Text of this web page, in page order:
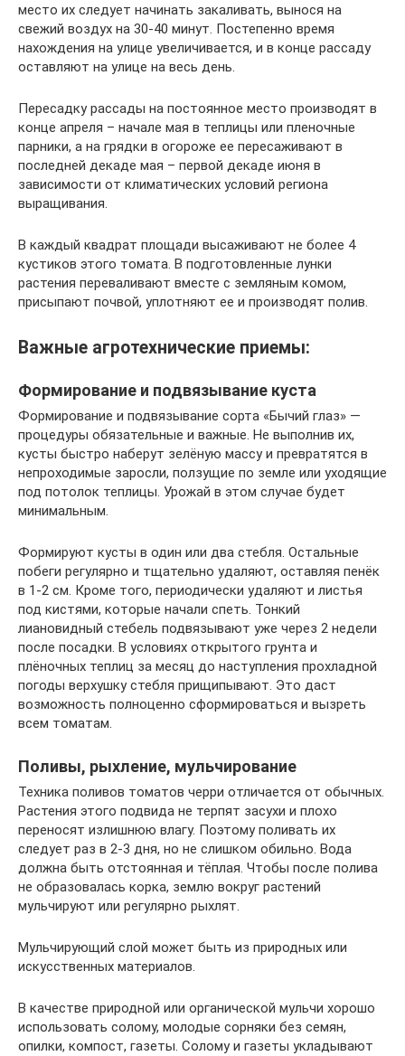
место их следует начинать закаливать, вынося на
свежий воздух на 30-40 минут. Постепенно время
нахождения на улице увеличивается, и в конце рассаду
оставляют на улице на весь день.
Пересадку рассады на постоянное место производят в
конце апреля – начале мая в теплицы или пленочные
парники, а на грядки в огороже ее пересаживают в
последней декаде мая – первой декаде июня в
зависимости от климатических условий региона
выращивания.
В каждый квадрат площади высаживают не более 4
кустиков этого томата. В подготовленные лунки
растения переваливают вместе с земляным комом,
присыпают почвой, уплотняют ее и производят полив.
Важные агротехнические приемы:
Формирование и подвязывание куста
Формирование и подвязывание сорта «Бычий глаз» —
процедуры обязательные и важные. Не выполнив их,
кусты быстро наберут зелёную массу и превратятся в
непроходимые заросли, ползущие по земле или уходящие
под потолок теплицы. Урожай в этом случае будет
минимальным.
Формируют кусты в один или два стебля. Остальные
побеги регулярно и тщательно удаляют, оставляя пенёк
в 1-2 см. Кроме того, периодически удаляют и листья
под кистями, которые начали спеть. Тонкий
лиановидный стебель подвязывают уже через 2 недели
после посадки. В условиях открытого грунта и
плёночных теплиц за месяц до наступления прохладной
погоды верхушку стебля прищипывают. Это даст
возможность полноценно сформироваться и вызреть
всем томатам.
Поливы, рыхление, мульчирование
Техника поливов томатов черри отличается от обычных.
Растения этого подвида не терпят засухи и плохо
переносят излишнюю влагу. Поэтому поливать их
следует раз в 2-3 дня, но не слишком обильно. Вода
должна быть отстоянная и тёплая. Чтобы после полива
не образовалась корка, землю вокруг растений
мульчируют или регулярно рыхлят.
Мульчирующий слой может быть из природных или
искусственных материалов.
В качестве природной или органической мульчи хорошо
использовать солому, молодые сорняки без семян,
опилки, компост, газеты. Солому и газеты укладывают